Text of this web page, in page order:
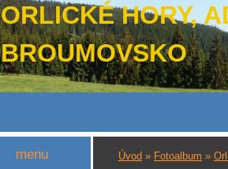
ORLICKÉ HORY,
BROUMOVSKO
Úvod » Fotoalbum »
menu